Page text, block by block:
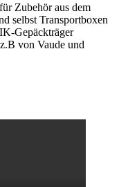
Zubehör aus dem
selbst Transportboxen
Gepäckträger
von Vaude und